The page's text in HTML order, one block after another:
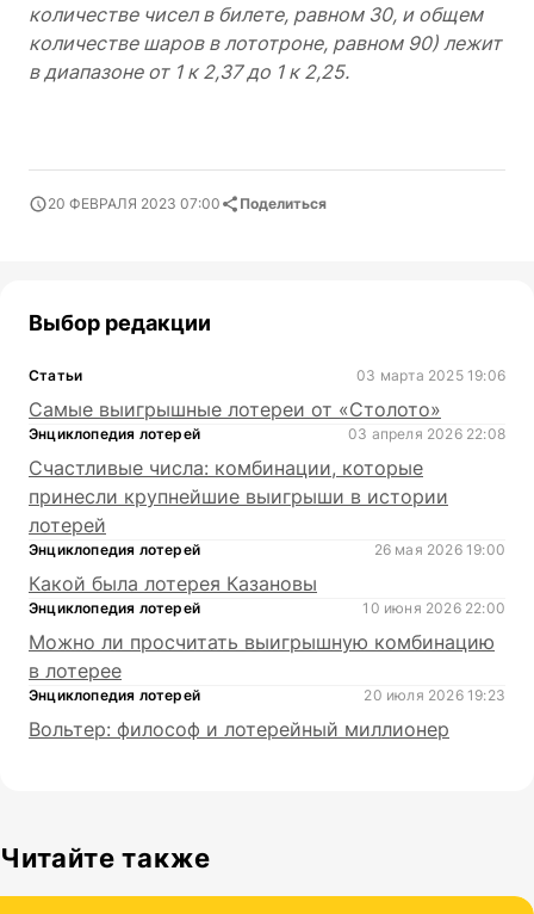
количестве чисел в билете, равном 30, и общем
количестве шаров в лототроне, равном 90) лежит
в диапазоне от 1 к 2,37 до 1 к 2,25.
20 ФЕВРАЛЯ 2023 07:00 Поделиться
Выбор редакции
Статьи 03 марта 2025 19:06
Самые выигрышные лотереи от «Столото»
Энциклопедия лотерей 03 апреля 2026 22:08
Счастливые числа: комбинации, которые
принесли крупнейшие выигрыши в истории
лотерей
Энциклопедия лотерей 26 мая 2026 19:00
Какой была лотерея Казановы
Энциклопедия лотерей 10 июня 2026 22:00
Можно ли просчитать выигрышную комбинацию
в лотерее
Энциклопедия лотерей 20 июля 2026 19:23
Вольтер: философ и лотерейный миллионер
Читайте также